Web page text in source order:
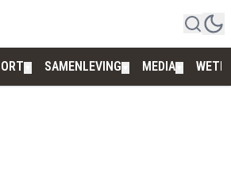
SAMENLEVING MEDIA